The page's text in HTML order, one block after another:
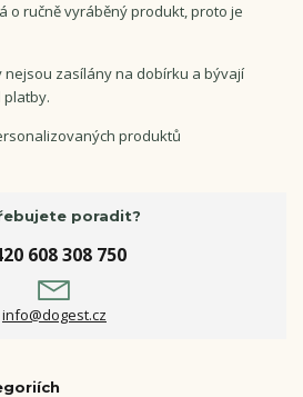
o ručně vyráběný produkt, proto je
zasílány na dobírku a bývají
produktů
poradit?
608 308 750
info@dogest.cz